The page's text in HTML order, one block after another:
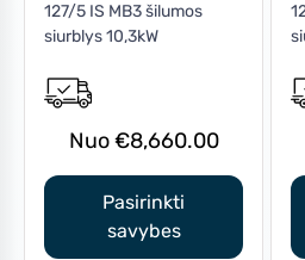
127/5 IS MB3 šilumos
siurblys 10,3kW
€8,660.00
Pasirinkti
savybes
product
has
The
options
be
chosen